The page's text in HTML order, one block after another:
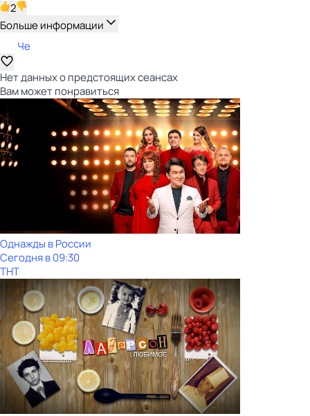
2
Больше информации
Че
Нет данных о предстоящих сеансах
Вам может понравиться
Однажды в России
Сегодня в 09:30
ТНТ